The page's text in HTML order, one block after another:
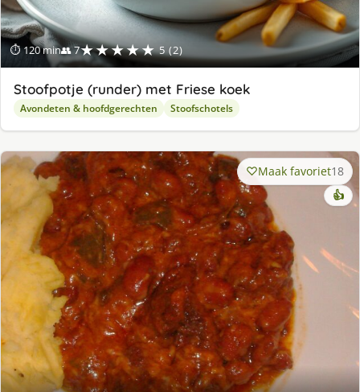
⏱ 120 min👥 7★★★★★ 5 (2)
Stoofpotje (runder) met Friese koek
Avondeten & hoofdgerechten Stoofschotels
Maak favoriet18
👍